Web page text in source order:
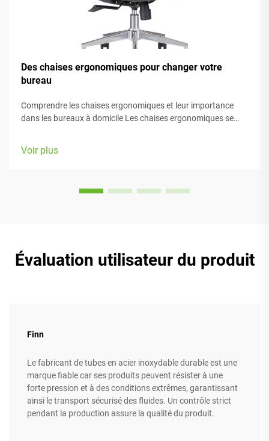
Des chaises ergonomiques pour changer votre
bureau
Comprendre les chaises ergonomiques et leur importance
dans les bureaux à domicile Les chaises ergonomiques se
types de morphologie et préférences. La plupart des modèles
Voir plus
Évaluation utilisateur du produit
Finn
Le fabricant de tubes en acier inoxydable durable est une
marque fiable car ses produits peuvent résister à une
forte pression et à des conditions extrêmes, garantissant
ainsi le transport sécurisé des fluides. Un contrôle strict
pendant la production assure la qualité du produit.